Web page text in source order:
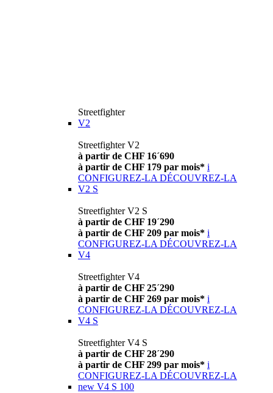
Streetfighter
V2
Streetfighter V2
à partir de CHF 16´690
à partir de CHF 179 par mois* i
CONFIGUREZ-LA DÉCOUVREZ-LA
V2 S
Streetfighter V2 S
à partir de CHF 19´290
à partir de CHF 209 par mois* i
CONFIGUREZ-LA DÉCOUVREZ-LA
V4
Streetfighter V4
à partir de CHF 25´290
à partir de CHF 269 par mois* i
CONFIGUREZ-LA DÉCOUVREZ-LA
V4 S
Streetfighter V4 S
à partir de CHF 28´290
à partir de CHF 299 par mois* i
CONFIGUREZ-LA DÉCOUVREZ-LA
new V4 S 100